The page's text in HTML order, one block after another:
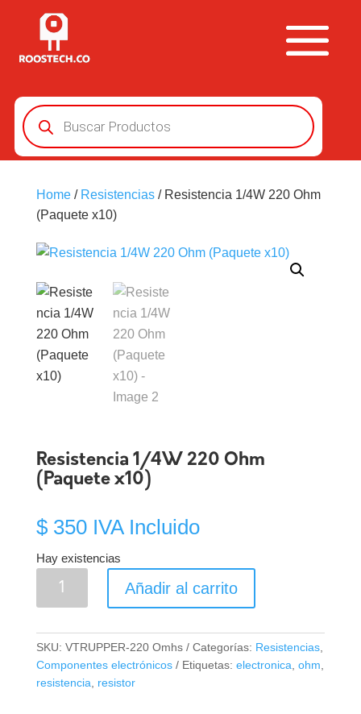
Búsqueda
de
productos
Home/ Resistencias/ Resistencia 1/4W 220 Ohm
(Paquete x10)
Resistencia 1/4W 220 Ohm
(Paquete x10)
$350 IVA Incluido
Hay existencias
Resistencia
Ohm
(Paquete
x10)
Añadir al carrito
SKU: VTRUPPER-220 Omhs Categorías: Resistencias,
Componentes electrónicos
Etiquetas: electronica ohm
resistencia
resistor